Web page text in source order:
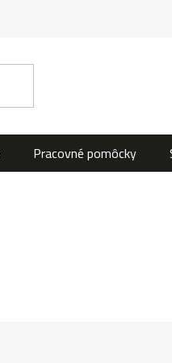
Pracovné pomôcky